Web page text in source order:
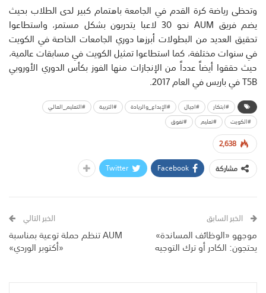
وتحظى رياضة كرة القدم في الجامعة باهتمام كبير لدى الطلاب بحيث
يضم فريق AUM نحو 30 لاعبا يتدربون بشكل مستمر، واستطاعوا
تحقيق العديد من البطولات أبرزها دوري الجامعات الخاصة في الكويت
في سنوات مختلفة، كما استطاعوا تمثيل الكويت في مسابقات عالمية،
حيث حققوا أيضاً عدداً من الإنجازات منها الفوز بكأس الدوري الأوروبي
T5B في باريس في العام 2017.
#ابتكار #اجيال #الإبداع_والريادة #التربية
#التعليم_العالي
#الكويت
#تعليم #تفوق
2,638
مشاركة
Facebook
Twitter
الخبر السابق
موجهو «الوظائف المساندة»
يحتجون: الكادر أو ترك التوجيه
الخبر التالي
AUM تنظم حملة توعية بمناسبة
«أكتوبر الوردي»